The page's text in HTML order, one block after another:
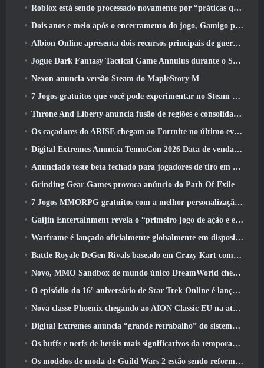
Roblox está sendo processado novamente por “práticas que colocam em perigo e exploram crianças”
Dois anos e meio após o encerramento do jogo, Gamigo provoca o retorno do MMO medieval Glory Victis
Albion Online apresenta dois recursos principais de guerra de facções na atualização Realm Divided Part II
Jogue Dark Fantasy Tactical Game Annulus durante o Steam Next Fest
Nexon anuncia versão Steam do MapleStory M
7 Jogos gratuitos que você pode experimentar no Steam Next Fest
Throne And Liberty anuncia fusão de regiões e consolidação de servidores
Os caçadores do ARISE chegam ao Fortnite no último evento de colaboração
Digital Extremes Anuncia TennoCon 2026 Data de venda de ingressos
Anunciado teste beta fechado para jogadores de tiro em terceira pessoa
Grinding Gear Games provoca anúncio do Path Of Exile
7 Jogos MMORPG gratuitos com a melhor personalização de personagens
Gaijin Entertainment revela o “primeiro jogo de ação e extração espacial” Star Wrath
Warframe é lançado oficialmente globalmente em dispositivos Android
Battle Royale DeGen Rivals baseado em Crazy Kart combina todas as coisas que você provavelmente não sabia que queria combinadas
Novo, MMO Sandbox de mundo único DreamWorld chegando ao Steam com acesso antecipado
O episódio do 16º aniversário de Star Trek Online é lançado como parte da atualização de “corrupção”
Nova classe Phoenix chegando ao AION Classic EU na atualização ‘Ignite’
Digital Extremes anuncia “grande retrabalho” do sistema de progressão de jogadores do Soulframe
Os buffs e nerfs de heróis mais significativos da temporada 6.5
Os modelos de moda de Guild Wars 2 estão sendo reformulados com base no feedback dos jogadores